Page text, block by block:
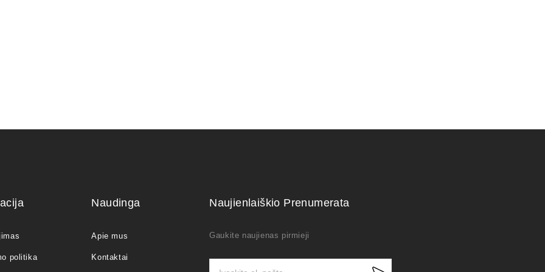
politika
Naudinga
Apie mus
Kontaktai
Naujienlaiškio Prenumerata
Gaukite naujienas pirmieji